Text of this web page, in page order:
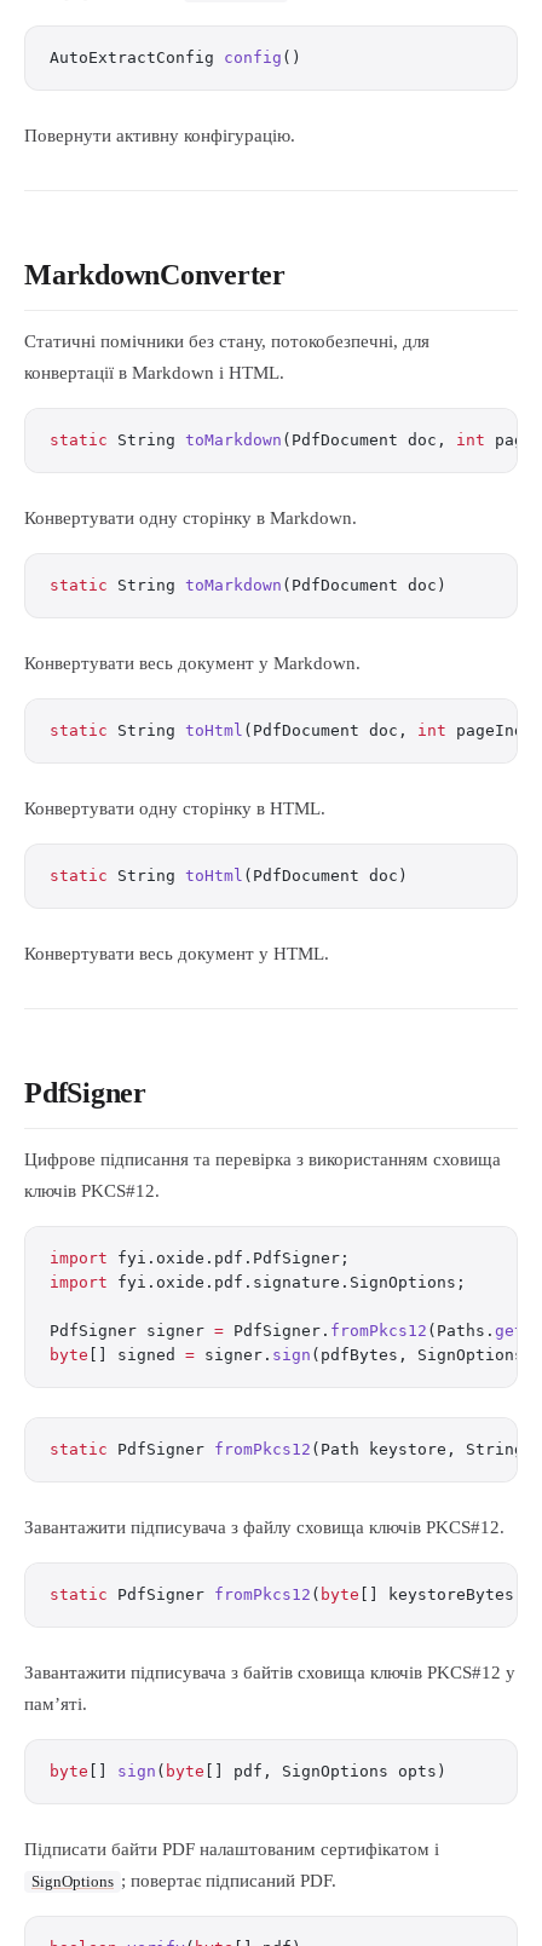
AutoExtractConfig config ()
Повернути активну конфігурацію.
MarkdownConverter
Статичні помічники без стану, потокобезпечні, для
конвертації в Markdown і HTML.
static String toMarkdown (PdfDocument doc, int
Конвертувати одну сторінку в Markdown.
static String toMarkdown (PdfDocument doc)
Конвертувати весь документ у Markdown.
static String toHtml (PdfDocument doc, int
Конвертувати одну сторінку в HTML.
static String toHtml (PdfDocument doc)
Конвертувати весь документ у HTML.
PdfSigner
Цифрове підписання та перевірка з використанням сховища
ключів PKCS#12.
import fyi.oxide.pdf.PdfSigner;
import fyi.oxide.pdf.signature.SignOptions;
PdfSigner signer = PdfSigner. fromPkcs12 (Paths. get
byte [] signed = signer. sign (pdfBytes, SignOptions.
static PdfSigner fromPkcs12 (Path keystore, String
Завантажити підписувача з файлу сховища ключів PKCS#12.
static PdfSigner fromPkcs12 ( byte [] keystoreBytes,
Завантажити підписувача з байтів сховища ключів PKCS#12 у
пам’яті.
byte sign ( byte [] pdf, SignOptions opts)
Підписати байти PDF налаштованим сертифікатом і
SignOptions ; повертає підписаний PDF.